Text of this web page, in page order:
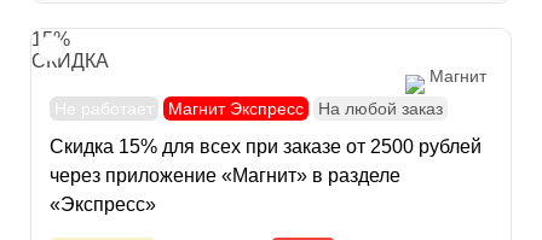
15%
СКИДКА
Магнит
Не работает
Магнит Экспресс На любой заказ
Скидка 15% для всех при заказе от 2500 рублей
через приложение «Магнит» в разделе
«Экспресс»